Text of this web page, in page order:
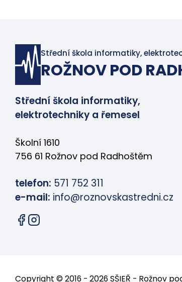
Střední škola informatiky,
ROŽNOV POD
Střední škola informatiky,
elektrotechniky a řemesel
Školní 1610
756 61 Rožnov pod Radhoštěm
telefon: 571 752 311
e-mail: info@roznovskastredni.cz
Copyright © 2016 - 2026 SŠIEŘ - Rožnov